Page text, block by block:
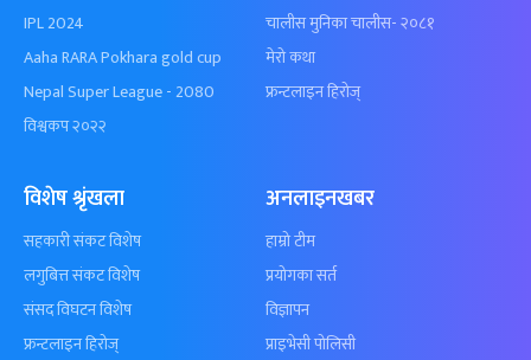
IPL 2024
Aaha RARA Pokhara gold cup
Nepal Super League - 2080
विश्वकप २०२२
चालीस मुनिका चालीस- २०८१
मेरो कथा
फ्रन्टलाइन हिरोज्
विशेष श्रृंखला
सहकारी संकट विशेष
लगुबित्त संकट विशेष
संसद विघटन विशेष
फ्रन्टलाइन हिरोज्
अनलाइनखबर
हाम्रो टीम
प्रयोगका सर्त
विज्ञापन
प्राइभेसी पोलिसी